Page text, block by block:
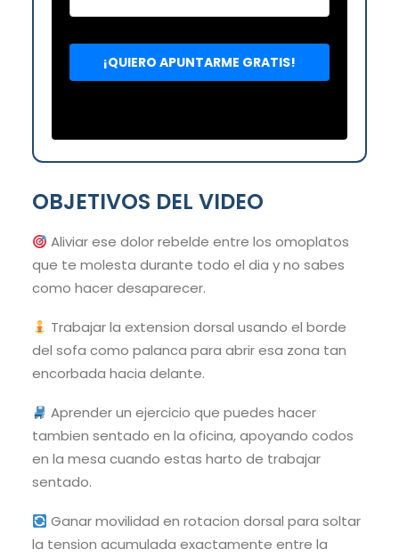
OBJETIVOS DEL VIDEO
Aliviar ese dolor rebelde entre los omoplatos
que te molesta durante todo el dia y no sabes
como hacer desaparecer.
Trabajar la extension dorsal usando el borde
del sofa como palanca para abrir esa zona tan
encorbada hacia delante.
Aprender un ejercicio que puedes hacer
tambien sentado en la oficina, apoyando codos
en la mesa cuando estas harto de trabajar
sentado.
Ganar movilidad en rotacion dorsal para soltar
la tension acumulada exactamente entre la